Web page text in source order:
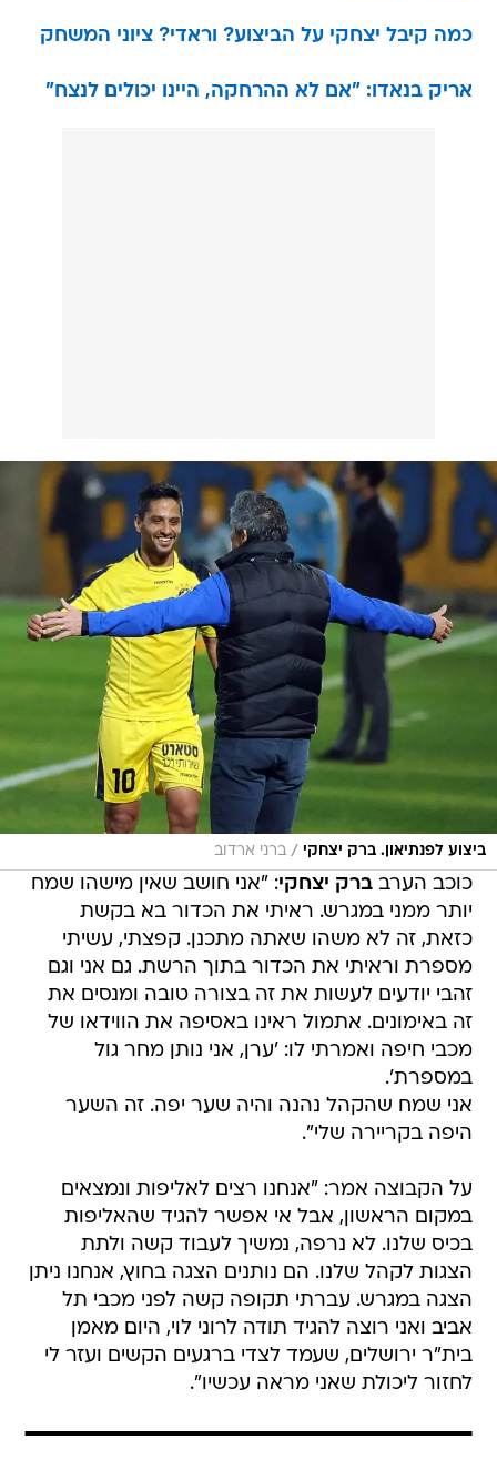
כמה קיבל יצחקי על הביצוע? וראדי? ציוני המשחק
אריק בנאדו: "אם לא ההרחקה, היינו יכולים לנצח"
ביצוע לפנתיאון. ברק יצחקי / ברני ארדוב
כוכב הערבברק יצחקי: "אני חושב שאין מישהו שמח
יותר ממני במגרש. ראיתי את הכדור בא בקשת
כזאת, זה לא משהו שאתה מתכנן. קפצתי, עשיתי
מספרת וראיתי את הכדור בתוך הרשת. גם אני וגם
זהבי יודעים לעשות את זה בצורה טובה ומנסים את
זה באימונים. אתמול ראינו באסיפה את הווידאו של
מכבי חיפה ואמרתי לו: 'ערן, אני נותן מחר גול
במספרת'.
אני שמח שהקהל נהנה והיה שער יפה. זה השער
היפה בקריירה שלי".
על הקבוצה אמר: "אנחנו רצים לאליפות ונמצאים
במקום הראשון, אבל אי אפשר להגיד שהאליפות
בכיס שלנו. לא נרפה, נמשיך לעבוד קשה ולתת
הצגות לקהל שלנו. הם נותנים הצגה בחוץ, אנחנו ניתן
הצגה במגרש. עברתי תקופה קשה לפני מכבי תל
אביב ואני רוצה להגיד תודה לרוני לוי, היום מאמן
בית"ר ירושלים, שעמד לצדי ברגעים הקשים ועזר לי
לחזור ליכולת שאני מראה עכשיו".